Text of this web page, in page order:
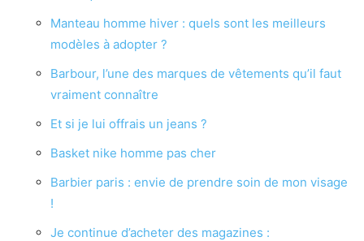
Manteau homme hiver : quels sont les meilleurs
modèles à adopter ?
Barbour, l’une des marques de vêtements qu’il faut
vraiment connaître
Et si je lui offrais un jeans ?
Basket nike homme pas cher
Barbier paris : envie de prendre soin de mon visage
!
Je continue d’acheter des magazines :